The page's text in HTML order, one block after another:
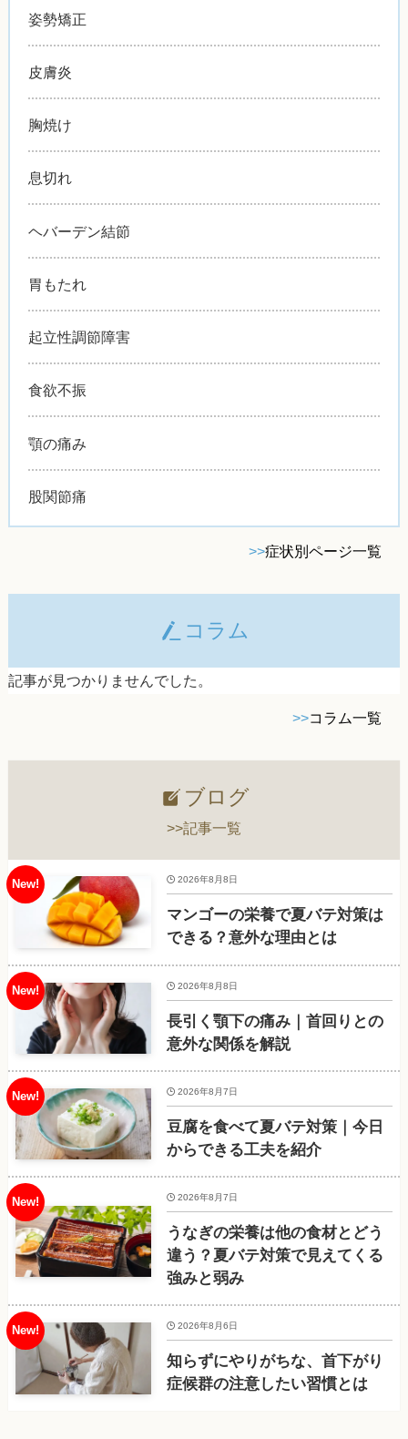
姿勢矯正
皮膚炎
胸焼け
息切れ
ヘバーデン結節
胃もたれ
起立性調節障害
食欲不振
顎の痛み
股関節痛
>>症状別ページ一覧
コラム
記事が見つかりませんでした。
>>コラム一覧
ブログ
>>記事一覧
マンゴーの栄養で夏バテ対策は
できる？意外な理由とは
2026年8月8日
長引く顎下の痛み｜首回りとの
意外な関係を解説
2026年8月8日
豆腐を食べて夏バテ対策｜今日
からできる工夫を紹介
2026年8月7日
うなぎの栄養は他の食材とどう
違う？夏バテ対策で見えてくる
強みと弱み
2026年8月7日
知らずにやりがちな、首下がり
症候群の注意したい習慣とは
2026年8月6日